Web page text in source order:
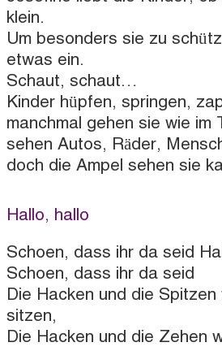
klein.
Um besonders sie zu
etwas ein.
Schaut, schaut…
Kinder hüpfen, springen,
manchmal gehen sie wie im
sehen Autos, Räder,
doch die Ampel sehen sie
Hallo, hallo
Schoen, dass ihr da seid
Schoen, dass ihr da seid
Die Hacken und die Spitzen
sitzen,
Die Hacken und die Zehen